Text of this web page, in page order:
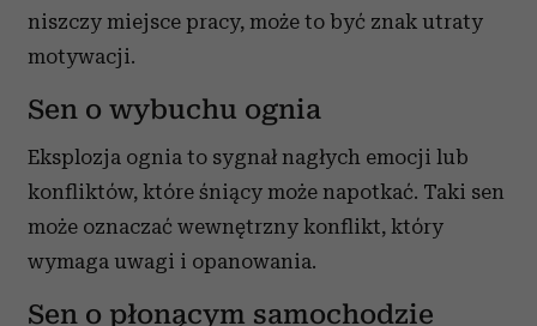
niszczy miejsce pracy, może to być znak utraty
motywacji.
Sen o wybuchu ognia
Eksplozja ognia to sygnał nagłych emocji lub
konfliktów, które śniący może napotkać. Taki sen
może oznaczać wewnętrzny konflikt, który
wymaga uwagi i opanowania.
Sen o płonącym samochodzie